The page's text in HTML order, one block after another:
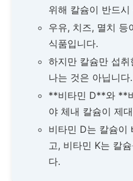
위해 칼슘이 반드시
우유, 치즈, 멸치 등
식품입니다.
하지만 칼슘만 섭
나는 것은 아닙니다.
**비타민 D**와 **
야 체내 칼슘이 제
비타민 D는 칼슘이
고, 비타민 K는 칼
다.